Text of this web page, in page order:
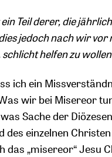
Teil derer, die
jedoch nach wir vor
helfen zu
ich ein
wir bei Misereor
Sache der
des einzelnen
das „misereor“ Jesu